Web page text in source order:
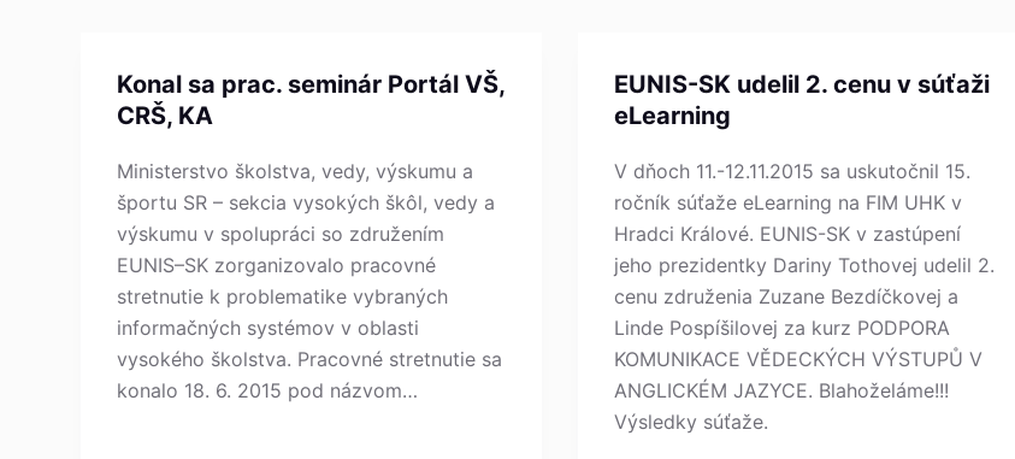
Konal sa prac. seminár Portál VŠ,
CRŠ, KA
Ministerstvo školstva, vedy, výskumu a
športu SR – sekcia vysokých škôl, vedy a
výskumu v spolupráci so združením
EUNIS–SK zorganizovalo pracovné
stretnutie k problematike vybraných
informačných systémov v oblasti
vysokého školstva. Pracovné stretnutie sa
konalo 18. 6. 2015 pod názvom…
EUNIS-SK udelil 2. cenu v súťaži
eLearning
V dňoch 11.-12.11.2015 sa uskutočnil 15.
ročník súťaže eLearning na FIM UHK v
Hradci Králové. EUNIS-SK v zastúpení
jeho prezidentky Dariny Tothovej udelil 2.
cenu združenia Zuzane Bezdíčkovej a
Linde Pospíšilovej za kurz PODPORA
KOMUNIKACE VĚDECKÝCH VÝSTUPŮ V
ANGLICKÉM JAZYCE. Blahoželáme!!!
Výsledky súťaže.